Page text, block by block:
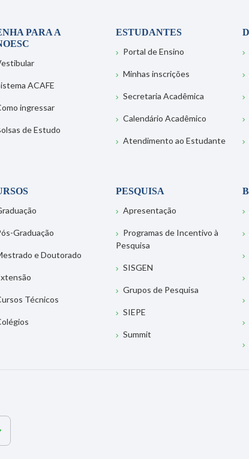
PARA A
ACAFE
ingressar
de Estudo
ESTUDANTES
Portal de Ensino
Minhas inscrições
Secretaria Acadêmica
Calendário Acadêmico
Atendimento ao Estudante
Graduação
e Doutorado
Técnicos
PESQUISA
Apresentação
Programas de Incentivo à
Pesquisa
SISGEN
Grupos de Pesquisa
SIEPE
Summit